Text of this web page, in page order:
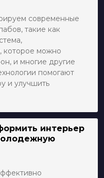
современные
такие как
которое можно
и многие другие
помогают
и улучшить
интерьер